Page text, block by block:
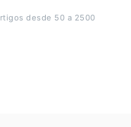
desde 50 a 2500